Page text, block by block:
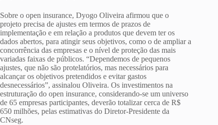
Sobre o open insurance, Dyogo Oliveira afirmou que o
projeto precisa de ajustes em termos de prazos de
implementação e em relação a produtos que devem ter os
dados abertos, para atingir seus objetivos, como o de ampliar a
concorrência das empresas e o nível de proteção das mais
variadas faixas de públicos. “Dependemos de pequenos
ajustes, que não são protelatórios, mas necessários para
alcançar os objetivos pretendidos e evitar gastos
desnecessários”, assinalou Oliveira. Os investimentos na
estruturação do open insurance, considerando-se um universo
de 65 empresas participantes, deverão totalizar cerca de R$
650 milhões, pelas estimativas do Diretor-Presidente da
CNseg.